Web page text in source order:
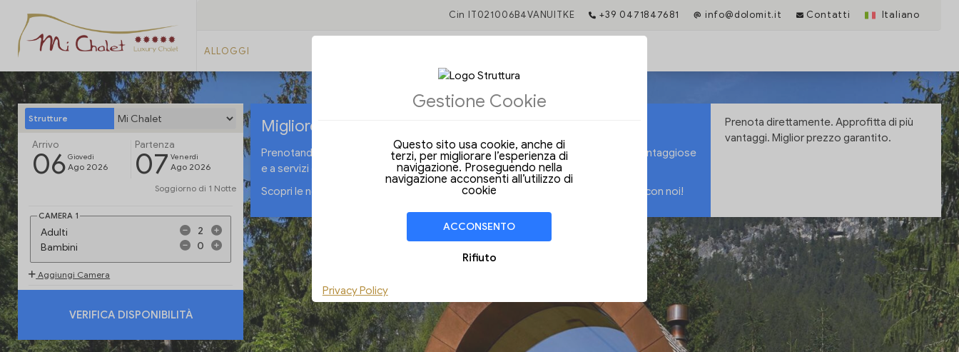
Cin IT021006B4VANUITKE +39 0471847681 info@dolomit.it Contatti Italiano
ALLOGGI
Strutture
Arrivo
06 Giovedi
Ago 2026
Partenza
07 Venerdi
Ago 2026
Soggiorno di 1 Notte
CAMERA 1
Adulti
Bambini
Aggiungi Camera
VERIFICA DISPONIBILITÀ
Migliore tariffa garantita
Prenotando direttamente sul nostro sito ufficiale accedi a condizioni sempre vantaggiose
e a servizi esclusivi pensati per i nostri ospiti.
Scopri le nostre migliori offerte e i vantaggi riservati a chi prenota direttamente con noi!
Prenota direttamente. Approfitta di più
vantaggi. Miglior prezzo garantito.
Gestione Cookie
Questo sito usa cookie, anche di
terzi, per migliorare l’esperienza di
navigazione. Proseguendo nella
navigazione acconsenti all’utilizzo di
cookie
ACCONSENTO
Rifiuto
Privacy Policy